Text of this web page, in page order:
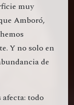
muy
Amboró,
Y no solo en
de
todo